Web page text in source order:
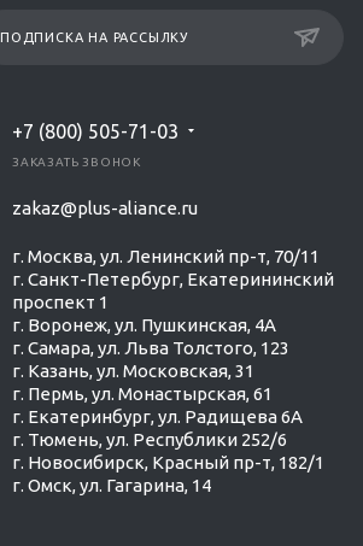
ПОДПИСКА НА РАССЫЛКУ
+7 (800) 505-71-03
ЗАКАЗАТЬ ЗВОНОК
zakaz@plus-aliance.ru
г. Москва, ул. Ленинский пр-т, 70/11
г. Санкт-Петербург, Екатерининский
проспект 1
г. Воронеж, ул. Пушкинская, 4А
г. Самара, ул. Льва Толстого, 123
г. Казань, ул. Московская, 31
г. Пермь, ул. Монастырская, 61
г. Екатеринбург, ул. Радищева 6А
г. Тюмень, ул. Республики 252/6
г. Новосибирск, Красный пр-т, 182/1
г. Омск, ул. ​Гагарина, 14